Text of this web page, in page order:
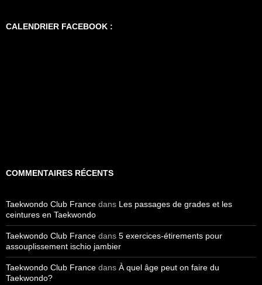
CALENDRIER FACEBOOK :
COMMENTAIRES RÉCENTS
Taekwondo Club France dans Les passages de grades et les
ceintures en Taekwondo
Taekwondo Club France dans 5 exercices-étirements pour
assouplissement ischio jambier
Taekwondo Club France dans À quel âge peut on faire du
Taekwondo?